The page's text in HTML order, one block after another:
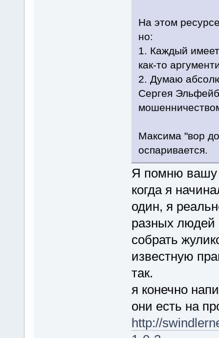
На этом
но:
1. Каждый
как-то
2. Думаю
Сергея
Максима "вор
оспаривается.
Я помню вашу
когда я
один, я
разных людей
собрать
известную
так.
я конечно
они есть на
http://